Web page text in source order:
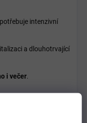
intenzivní
a dlouhotrvající
i večer.